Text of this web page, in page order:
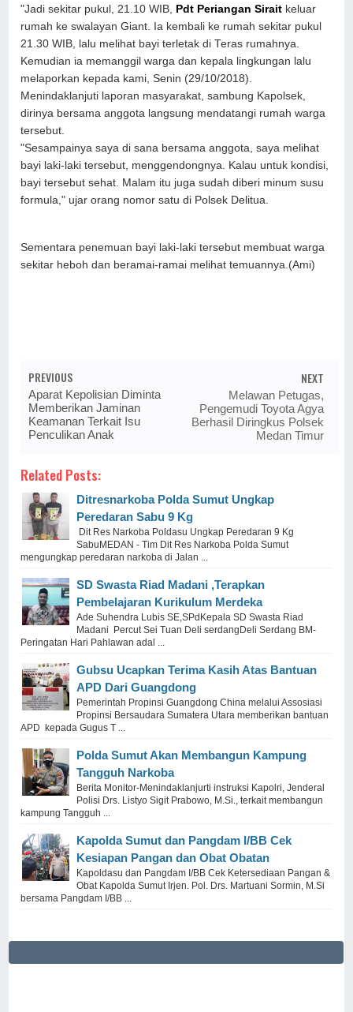
"Jadi sekitar pukul, 21.10 WIB, Pdt Periangan Sirait keluar
rumah ke swalayan Giant. Ia kembali ke rumah sekitar pukul
21.30 WIB, lalu melihat bayi terletak di Teras rumahnya.
Kemudian ia memanggil warga dan kepala lingkungan lalu
melaporkan kepada kami, Senin (29/10/2018).
Menindaklanjuti laporan masyarakat, sambung Kapolsek,
dirinya bersama anggota langsung mendatangi rumah warga
tersebut.
"Sesampainya saya di sana bersama anggota, saya melihat
bayi laki-laki tersebut, menggendongnya. Kalau untuk kondisi,
bayi tersebut sehat. Malam itu juga sudah diberi minum susu
formula," ujar orang nomor satu di Polsek Delitua.
Sementara penemuan bayi laki-laki tersebut membuat warga
sekitar heboh dan beramai-ramai melihat temuannya.(Ami)
PREVIOUS
Aparat Kepolisian Diminta
Memberikan Jaminan
Keamanan Terkait Isu
Penculikan Anak
NEXT
Melawan Petugas,
Pengemudi Toyota Agya
Berhasil Diringkus Polsek
Medan Timur
Related Posts:
Ditresnarkoba Polda Sumut Ungkap
Peredaran Sabu 9 Kg
Dit Res Narkoba Poldasu Ungkap Peredaran 9 Kg
SabuMEDAN - Tim Dit Res Narkoba Polda Sumut
mengungkap peredaran narkoba di Jalan ...
SD Swasta Riad Madani ,Terapkan
Pembelajaran Kurikulum Merdeka
Ade Suhendra Lubis SE,SPdKepala SD Swasta Riad
Madani Percut Sei Tuan Deli serdangDeli Serdang BM-
Peringatan Hari Pahlawan adal ...
Gubsu Ucapkan Terima Kasih Atas Bantuan
APD Dari Guangdong
Pemerintah Propinsi Guangdong China melalui Assosiasi
Propinsi Bersaudara Sumatera Utara memberikan bantuan
APD kepada Gugus T ...
Polda Sumut Akan Membangun Kampung
Tangguh Narkoba
Berita Monitor-Menindaklanjurti instruksi Kapolri, Jenderal
Polisi Drs. Listyo Sigit Prabowo, M.Si., terkait membangun
kampung Tangguh ...
Kapolda Sumut dan Pangdam I/BB Cek
Kesiapan Pangan dan Obat Obatan
Kapoldasu dan Pangdam I/BB Cek Ketersediaan Pangan &
Obat Kapolda Sumut Irjen. Pol. Drs. Martuani Sormin, M.Si
bersama Pangdam I/BB ...